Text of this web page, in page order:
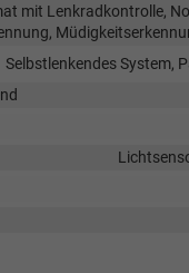
mit Lenkradkontrolle,
Selbstlenkendes System,